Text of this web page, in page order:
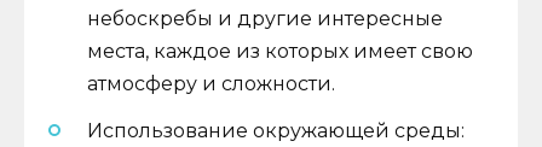
небоскребы и другие интересные
места, каждое из которых имеет свою
атмосферу и сложности.
Использование окружающей среды: